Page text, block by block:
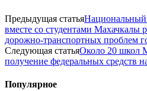
Предыдущая статья
вместе со студентами Махачкалы
дорожно-транспортных проблем
Следующая статьяОколо 20 школ
получение федеральных средств
Популярное